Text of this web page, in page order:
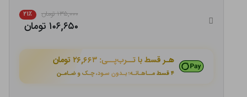
۱۳۵,۰۰۰ تومان ۲۱٪
۱۰۶,۶۵۰ تومان
هـر قسط با تــرب‌پــی: ۲۶,۶۶۳ تومان
۴ قسط مــاهـانـه؛ بـدون سـود، چـک و ضـامـن